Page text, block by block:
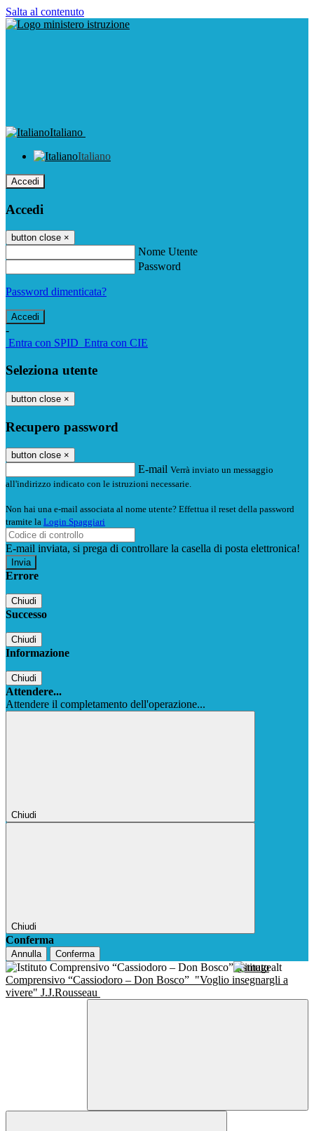
Salta al contenuto
Italiano
Italiano
Accedi
Accedi
button close ×
Nome Utente
Password
Password dimenticata?
-
Entra con SPID Entra con CIE
Seleziona utente
button close ×
Recupero password
button close ×
E-mail Verrà inviato un messaggio
all'indirizzo indicato con le istruzioni necessarie.
Non hai una e-mail associata al nome utente? Effettua il reset della password
tramite la Login Spaggiari
E-mail inviata, si prega di controllare la casella di posta elettronica!
Errore
Chiudi
Successo
Chiudi
Informazione
Chiudi
Attendere...
Attendere il completamento dell'operazione...
Chiudi
Chiudi
Conferma
Annulla Conferma
Istituto
Comprensivo “Cassiodoro – Don Bosco” "Voglio insegnargli a
vivere" J.J.Rousseau